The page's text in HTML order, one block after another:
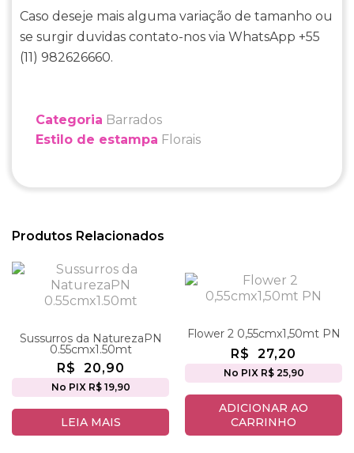
Caso deseje mais alguma variação de tamanho ou
se surgir duvidas contato-nos via WhatsApp +55
(11) 982626660.
Categoria Barrados
Estilo de estampa Florais
Produtos Relacionados
Sussurros da NaturezaPN
0.55cmx1.50mt
R$ 20,90
No PIX R$ 19,90
LEIA MAIS
Flower 2 0,55cmx1,50mt PN
R$ 27,20
No PIX R$ 25,90
ADICIONAR AO
CARRINHO